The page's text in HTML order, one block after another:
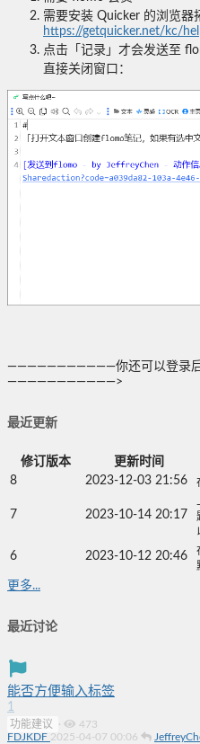
需要安装 Quicker 的浏览器
https://getquicker.net/kc/
点击「记录」才会发送至
直接关闭窗口：
———————————你还可以登录后
———————————>
最近更新
修订版本 更新时间
8
2023-12-03 21:56
7 2023-10-14 20:17
6 2023-10-12 20:46
更多...
最近讨论
能否方便输入标签
1
功能建议 ·
473
FDJKDF 2025-04-07 00:06